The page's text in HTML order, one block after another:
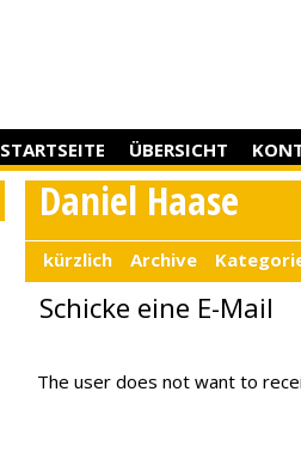
STARTSEITE ÜBERSICHT
Daniel Haase
kürzlich Archive
Schicke eine E-Mail
The user does not want to